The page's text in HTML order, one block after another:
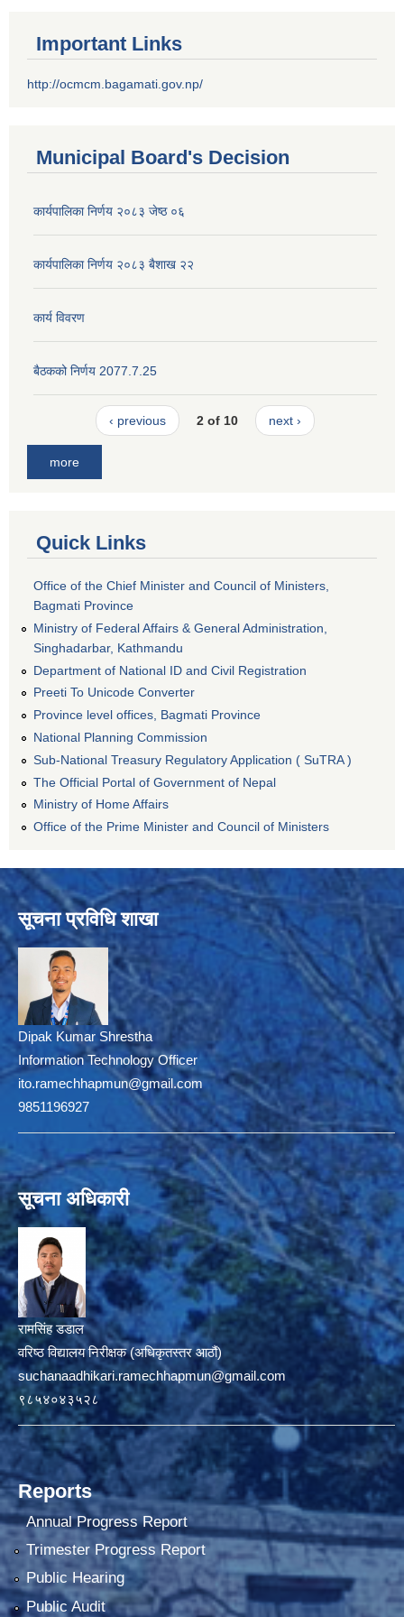
Important Links
http://ocmcm.bagamati.gov.np/
Municipal Board's Decision
कार्यपालिका निर्णय २०८३ जेष्ठ ०६
कार्यपालिका निर्णय २०८३ बैशाख २२
कार्य विवरण
बैठकको निर्णय 2077.7.25
‹ previous 2 of 10 next ›
more
Quick Links
Office of the Chief Minister and Council of Ministers,
Bagmati Province
Ministry of Federal Affairs & General Administration,
Singhadarbar, Kathmandu
Department of National ID and Civil Registration
Preeti To Unicode Converter
Province level offices, Bagmati Province
National Planning Commission
Sub-National Treasury Regulatory Application ( SuTRA )
The Official Portal of Government of Nepal
Ministry of Home Affairs
Office of the Prime Minister and Council of Ministers
सूचना प्रविधि शाखा
Dipak Kumar Shrestha
Information Technology Officer
ito.ramechhapmun@gmail.com
9851196927
सूचना अधिकारी
रामसिंह डडाल
वरिष्ठ विद्यालय निरीक्षक (अधिकृतस्तर आठौं)
suchanaadhikari.ramechhapmun@gmail.com
९८५४०४३५२८
Reports
Annual Progress Report
Trimester Progress Report
Public Hearing
Public Audit